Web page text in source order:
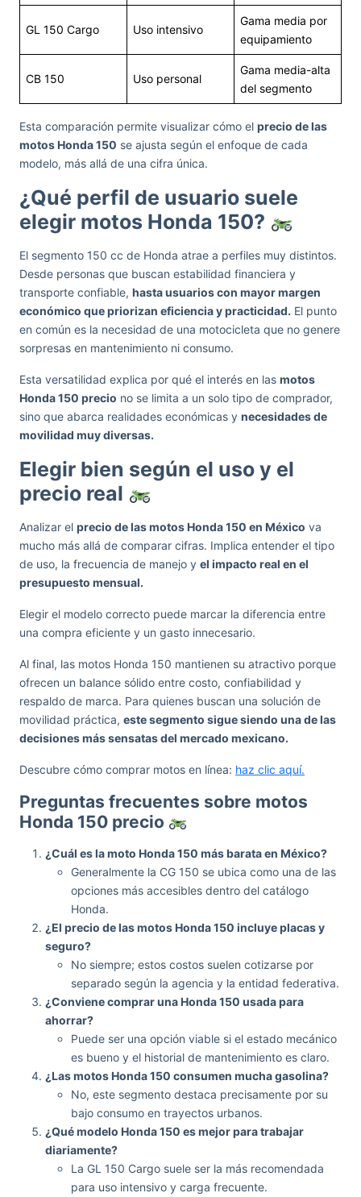
GL 150 Cargo Uso intensivo
Gama media por
equipamiento
CB 150 Uso personal
Gama media-alta
del segmento
Esta comparación permite visualizar cómo el precio de las
motos Honda 150 se ajusta según el enfoque de cada
modelo, más allá de una cifra única.
¿Qué perfil de usuario suele
elegir motos Honda 150?
El segmento 150 cc de Honda atrae a perfiles muy distintos.
Desde personas que buscan estabilidad financiera y
transporte confiable, hasta usuarios con mayor margen
económico que priorizan eficiencia y practicidad. El punto
en común es la necesidad de una motocicleta que no genere
sorpresas en mantenimiento ni consumo.
Esta versatilidad explica por qué el interés en las motos
Honda 150 precio no se limita a un solo tipo de comprador,
sino que abarca realidades económicas y necesidades de
movilidad muy diversas.
Elegir bien según el uso y el
precio real
Analizar el precio de las motos Honda 150 en México va
mucho más allá de comparar cifras. Implica entender el tipo
de uso, la frecuencia de manejo y el impacto real en el
presupuesto mensual.
Elegir el modelo correcto puede marcar la diferencia entre
una compra eficiente y un gasto innecesario.
Al final, las motos Honda 150 mantienen su atractivo porque
ofrecen un balance sólido entre costo, confiabilidad y
respaldo de marca. Para quienes buscan una solución de
movilidad práctica, este segmento sigue siendo una de las
decisiones más sensatas del mercado mexicano.
Descubre cómo comprar motos en línea: haz clic aquí.
Preguntas frecuentes sobre motos
Honda 150 precio
¿Cuál es la moto Honda 150 más barata en México?
Generalmente la CG 150 se ubica como una de las
opciones más accesibles dentro del catálogo
Honda.
¿El precio de las motos Honda 150 incluye placas y
seguro?
No siempre; estos costos suelen cotizarse por
separado según la agencia y la entidad federativa.
¿Conviene comprar una Honda 150 usada para
ahorrar?
Puede ser una opción viable si el estado mecánico
es bueno y el historial de mantenimiento es claro.
¿Las motos Honda 150 consumen mucha gasolina?
No, este segmento destaca precisamente por su
bajo consumo en trayectos urbanos.
¿Qué modelo Honda 150 es mejor para trabajar
diariamente?
La GL 150 Cargo suele ser la más recomendada
para uso intensivo y carga frecuente.